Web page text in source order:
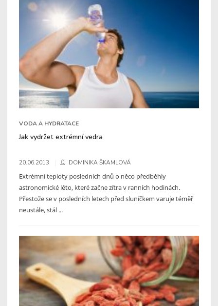
VODA A HYDRATACE
Jak vydržet extrémní vedra
20.06.2013 DOMINIKA ŠKAMLOVÁ
Extrémní teploty posledních dnů o něco předběhly
astronomické léto, které začne zítra v ranních hodinách.
Přestože se v posledních letech před sluníčkem varuje téměř
neustále, stál ...